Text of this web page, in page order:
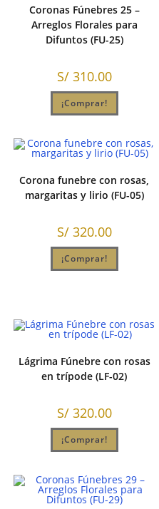
Coronas Fúnebres 25 –
Arreglos Florales para
Difuntos (FU-25)
S/310.00
¡Comprar!
Corona funebre con rosas,
margaritas y lirio (FU-05)
S/320.00
¡Comprar!
Lágrima Fúnebre con rosas
en trípode (LF-02)
S/320.00
¡Comprar!